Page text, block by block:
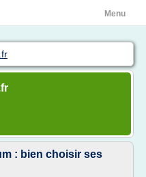
Menu
: bien choisir ses